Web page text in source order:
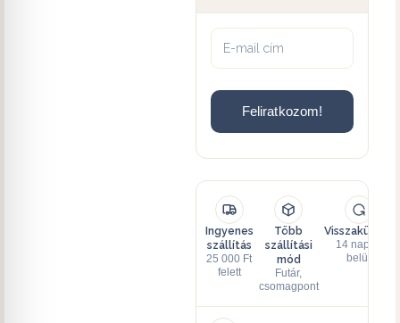
Feliratkozom!
Ingyenes
szállítás
25 000 Ft
felett
Több
szállítási
mód
Futár,
csomagpont
Visszaküldés
14 napon
belül